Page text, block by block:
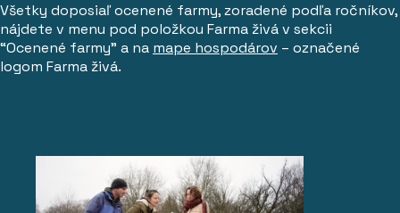
Všetky doposiaľ ocenené farmy, zoradené podľa ročníkov,
nájdete v menu pod položkou Farma živá v sekcii
“Ocenené farmy” a na mape hospodárov – označené
logom Farma živá.